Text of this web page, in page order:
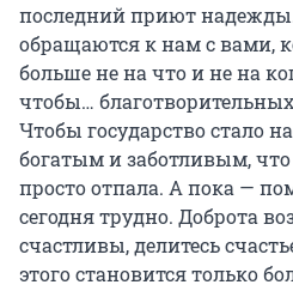
последний приют
обращаются к нам с вами,
больше не на что и не на
чтобы…
Чтобы государство стало
богатым и заботливым,
просто отпала. А пока —
сегодня трудно. Доброта
счастливы, делитесь
этого становится только